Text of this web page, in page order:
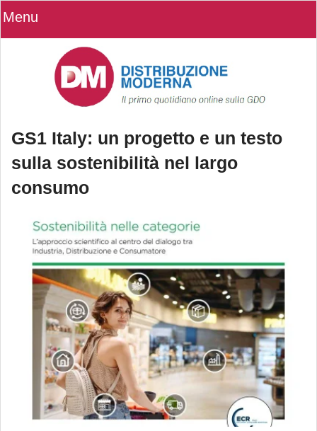
Menu
GS1 Italy: un progetto e un testo
sulla sostenibilità nel largo
consumo